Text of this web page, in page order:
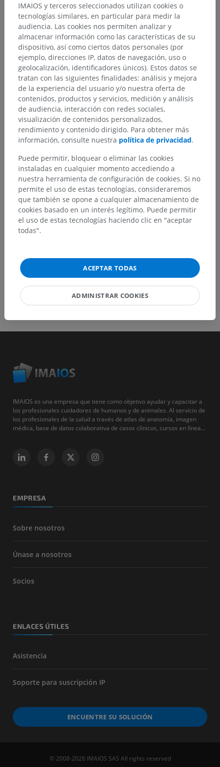
Anatomía humana 1
Neuroanatomía humana
Traducciones
¿Ha detectado un error?
mejora de contenido.
Reportar un error
DESCARGAR LA APLICACIÓN
IMAIOS es una empresa que tiene como objetivo ayudar y capacitar a
los profesionales cuidadores de humanos y de animales. Al servicio de
los profesionales de la salud a través de atlas de anatomía, imagen
médica, base de datos colaborativa de casos clínicos, cursos en línea...
EMPRESA
Sobre nosotros
Únase a nosotros
Socios
ENLACES ÚTILES
Asistencia
Soporte para suscripción IP
ENCUENTRE SU SOLUCIÓN
© 2008-2026 IMAIOS SAS All rights reserved
IMAIOS y terceros seleccionados utilizan cookies o
tecnologías similares, en particular para medir la
audiencia. Las cookies nos permiten analizar y
almacenar información como las características de su
dispositivo, así como ciertos datos personales (por
ejemplo, direcciones IP, datos de navegación, uso o
geolocalización, identificadores únicos). Estos datos se
tratan con las siguientes finalidades: análisis y mejora
de la experiencia del usuario y/o nuestra oferta de
contenidos, productos y servicios, medición y análisis
de audiencia, interacción con redes sociales,
visualización de contenidos personalizados,
rendimiento y contenido dirigido. Para obtener más
información, consulte nuestra política de privacidad.
Puede permitir, bloquear o eliminar las cookies
instaladas en cualquier momento accediendo a
nuestra herramienta de configuración de cookies. Si no
permite el uso de estas tecnologías, consideraremos
que también se opone a cualquier almacenamiento de
cookies basado en un interés legítimo. Puede permitir
el uso de estas tecnologías haciendo clic en "aceptar
todas".
ACEPTAR TODAS
ADMINISTRAR COOKIES